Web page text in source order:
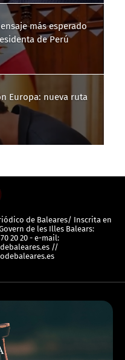
más esperado
de Perú
Europa: nueva ruta
de Baleares/ Inscrita en
de les Illes Balears:
70 20 20 - e-mail:
//